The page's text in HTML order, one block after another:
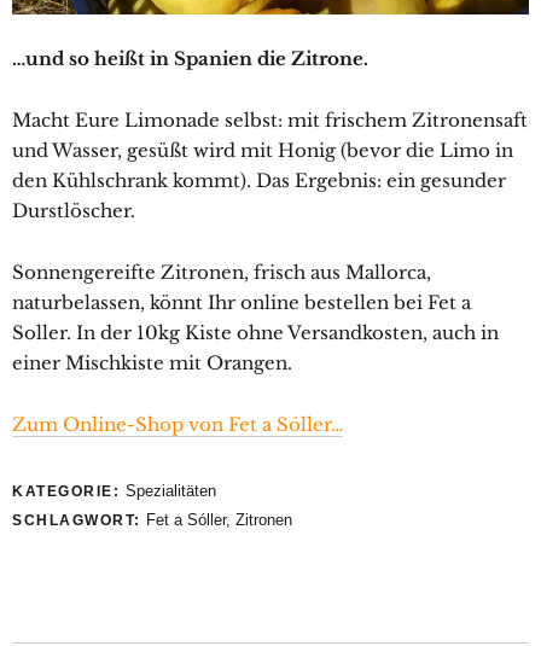
…und so heißt in Spanien die Zitrone.
Macht Eure Limonade selbst: mit frischem Zitronensaft
und Wasser, gesüßt wird mit Honig (bevor die Limo in
den Kühlschrank kommt). Das Ergebnis: ein gesunder
Durstlöscher.
Sonnengereifte Zitronen, frisch aus Mallorca,
naturbelassen, könnt Ihr online bestellen bei Fet a
Soller. In der 10kg Kiste ohne Versandkosten, auch in
einer Mischkiste mit Orangen.
Zum Online-Shop von Fet a Sóller…
KATEGORIE: Spezialitäten
SCHLAGWORT: Fet a Sóller, Zitronen